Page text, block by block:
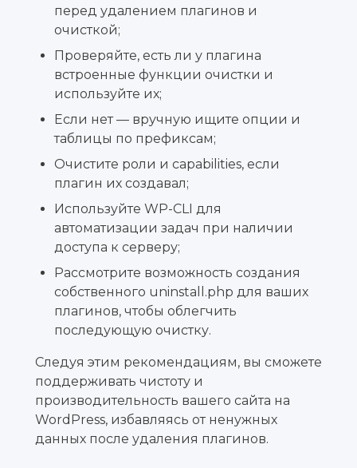
перед удалением плагинов и
очисткой;
Проверяйте, есть ли у плагина
встроенные функции очистки и
используйте их;
Если нет — вручную ищите опции и
таблицы по префиксам;
Очистите роли и capabilities, если
плагин их создавал;
Используйте WP-CLI для
автоматизации задач при наличии
доступа к серверу;
Рассмотрите возможность создания
собственного uninstall.php для ваших
плагинов, чтобы облегчить
последующую очистку.
Следуя этим рекомендациям, вы сможете
поддерживать чистоту и
производительность вашего сайта на
WordPress, избавляясь от ненужных
данных после удаления плагинов.